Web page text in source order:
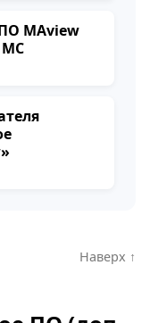
MAview
МС
Наверх ↑